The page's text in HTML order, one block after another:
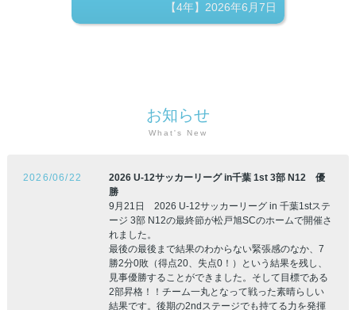
【4年】2026年6月7日
お知らせ
What's New
2026/06/22
2026 U-12サッカーリーグ in千葉 1st 3部 N12　優
勝
9月21日　2026 U-12サッカーリーグ in 千葉1stステ
ージ 3部 N12の最終節が松戸旭SCのホームで開催さ
れました。
最後の最後まで結果のわからない緊張感のなか、7
勝2分0敗（得点20、失点0！）という結果を残し、
見事優勝することができました。そして目標である
2部昇格！！チーム一丸となって戦った素晴らしい
結果です。後期の2ndステージでも持てる力を発揮